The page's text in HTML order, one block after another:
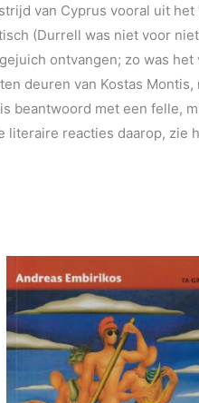
van Cyprus vooral uit
(Durrell was niet voor
ontvangen; zo was
deuren van Kostas
beantwoord met een felle,
literaire reacties daarop,